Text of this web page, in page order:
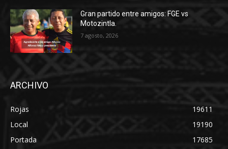
Gran partido entre amigos: FGE vs
Motozintla.
7 agosto, 2026
ARCHIVO
Rojas
19611
Local
19190
Portada
17685